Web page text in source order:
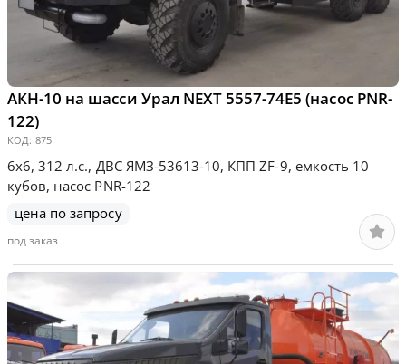
АКН-10 на шасси Урал NEXT 5557-74Е5 (насос PNR-
122)
КОД: 875
6х6, 312 л.с., ДВС ЯМЗ-53613-10, КПП ZF-9, емкость 10
кубов, насос PNR-122
цена по запросу
под заказ